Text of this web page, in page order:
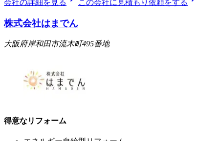
会社の詳細を見る この会社に見積もり依頼をする
株式会社はまでん
大阪府岸和田市流木町495番地
得意なリフォーム